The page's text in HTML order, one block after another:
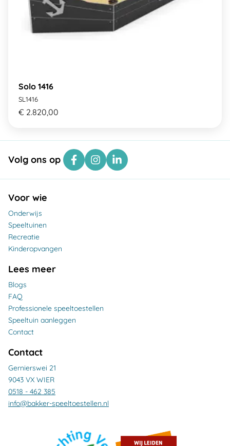
Solo 1416
SL1416
€ 2.820,00
Volg ons op
Voor wie
Onderwijs
Speeltuinen
Recreatie
Kinderopvangen
Lees meer
Blogs
FAQ
Professionele speeltoestellen
Speeltuin aanleggen
Contact
Contact
Gernierswei 21
9043 VX WIER
0518 - 462 385
info@bakker-speeltoestellen.nl